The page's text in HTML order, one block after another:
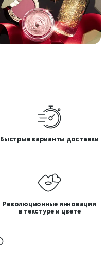
Быстрые варианты доставки
Революционные инновации
в текстуре и цвете